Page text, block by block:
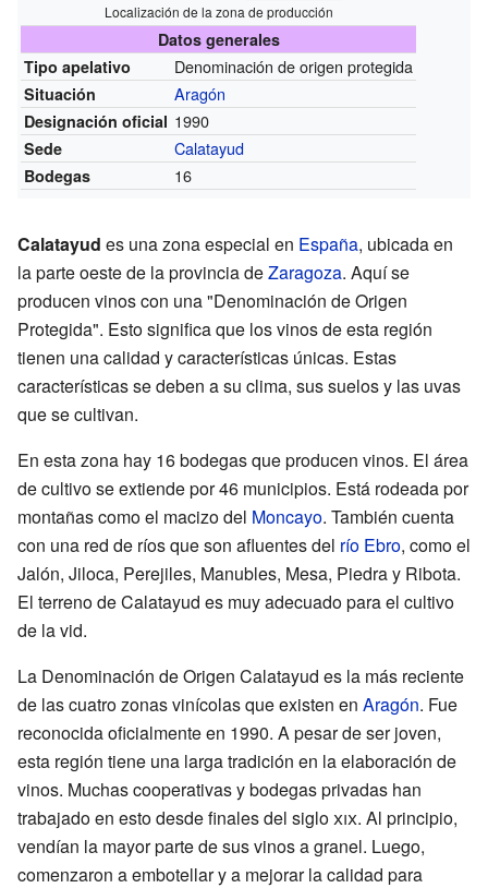
Localización de la zona de producción
Datos generales
Tipo apelativo
Denominación de origen protegida
Situación Aragón
Designación oficial 1990
Sede Calatayud
Bodegas 16
Calatayud es una zona especial en España, ubicada en
la parte oeste de la provincia deZaragoza. Aquí se
producen vinos con una "Denominación de Origen
Protegida". Esto significa que los vinos de esta región
tienen una calidad y características únicas. Estas
características se deben a su clima, sus suelos y las uvas
que se cultivan.
En esta zona hay 16 bodegas que producen vinos. El área
de cultivo se extiende por 46 municipios. Está rodeada por
montañas como el macizo del Moncayo. También cuenta
con una red de ríos que son afluentes del río Ebro, como el
Jalón, Jiloca, Perejiles, Manubles, Mesa, Piedra y Ribota.
El terreno de Calatayud es muy adecuado para el cultivo
de la vid.
La Denominación de Origen Calatayud es la más reciente
de las cuatro zonas vinícolas que existen en Aragón. Fue
reconocida oficialmente en 1990. A pesar de ser joven,
esta región tiene una larga tradición en la elaboración de
vinos. Muchas cooperativas y bodegas privadas han
trabajado en esto desde finales del sigloxix. Al principio,
vendían la mayor parte de sus vinos a granel. Luego,
comenzaron a embotellar y a mejorar la calidad para